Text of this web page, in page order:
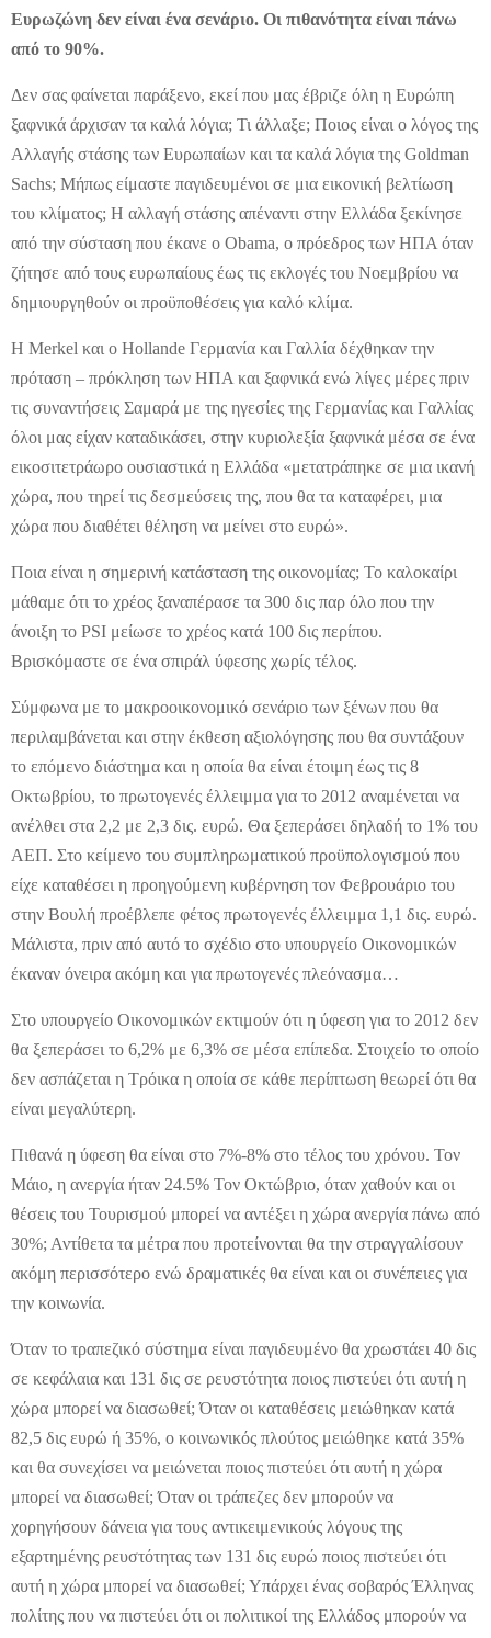
Ευρωζώνη δεν είναι ένα σενάριο. Οι πιθανότητα είναι πάνω
από το 90%.
Δεν σας φαίνεται παράξενο, εκεί που μας έβριζε όλη η Ευρώπη
ξαφνικά άρχισαν τα καλά λόγια; Τι άλλαξε; Ποιος είναι ο λόγος της
Αλλαγής στάσης των Ευρωπαίων και τα καλά λόγια της Goldman
Sachs; Μήπως είμαστε παγιδευμένοι σε μια εικονική βελτίωση
του κλίματος; Η αλλαγή στάσης απέναντι στην Ελλάδα ξεκίνησε
από την σύσταση που έκανε ο Obama, ο πρόεδρος των ΗΠΑ όταν
ζήτησε από τους ευρωπαίους έως τις εκλογές του Νοεμβρίου να
δημιουργηθούν οι προϋποθέσεις για καλό κλίμα.
Η Merkel και ο Hollande Γερμανία και Γαλλία δέχθηκαν την
πρόταση – πρόκληση των ΗΠΑ και ξαφνικά ενώ λίγες μέρες πριν
τις συναντήσεις Σαμαρά με της ηγεσίες της Γερμανίας και Γαλλίας
όλοι μας είχαν καταδικάσει, στην κυριολεξία ξαφνικά μέσα σε ένα
εικοσιτετράωρο ουσιαστικά η Ελλάδα «μετατράπηκε σε μια ικανή
χώρα, που τηρεί τις δεσμεύσεις της, που θα τα καταφέρει, μια
χώρα που διαθέτει θέληση να μείνει στο ευρώ».
Ποια είναι η σημερινή κατάσταση της οικονομίας; Το καλοκαίρι
μάθαμε ότι το χρέος ξαναπέρασε τα 300 δις παρ όλο που την
άνοιξη το PSI μείωσε το χρέος κατά 100 δις περίπου.
Βρισκόμαστε σε ένα σπιράλ ύφεσης χωρίς τέλος.
Σύμφωνα με το μακροοικονομικό σενάριο των ξένων που θα
περιλαμβάνεται και στην έκθεση αξιολόγησης που θα συντάξουν
το επόμενο διάστημα και η οποία θα είναι έτοιμη έως τις 8
Οκτωβρίου, το πρωτογενές έλλειμμα για το 2012 αναμένεται να
ανέλθει στα 2,2 με 2,3 δις. ευρώ. Θα ξεπεράσει δηλαδή το 1% του
ΑΕΠ. Στο κείμενο του συμπληρωματικού προϋπολογισμού που
είχε καταθέσει η προηγούμενη κυβέρνηση τον Φεβρουάριο του
στην Βουλή προέβλεπε φέτος πρωτογενές έλλειμμα 1,1 δις. ευρώ.
Μάλιστα, πριν από αυτό το σχέδιο στο υπουργείο Οικονομικών
έκαναν όνειρα ακόμη και για πρωτογενές πλεόνασμα…
Στο υπουργείο Οικονομικών εκτιμούν ότι η ύφεση για το 2012 δεν
θα ξεπεράσει το 6,2% με 6,3% σε μέσα επίπεδα. Στοιχείο το οποίο
δεν ασπάζεται η Τρόικα η οποία σε κάθε περίπτωση θεωρεί ότι θα
είναι μεγαλύτερη.
Πιθανά η ύφεση θα είναι στο 7%-8% στο τέλος του χρόνου. Τον
Μάιο, η ανεργία ήταν 24.5% Τον Οκτώβριο, όταν χαθούν και οι
θέσεις του Τουρισμού μπορεί να αντέξει η χώρα ανεργία πάνω από
30%; Αντίθετα τα μέτρα που προτείνονται θα την στραγγαλίσουν
ακόμη περισσότερο ενώ δραματικές θα είναι και οι συνέπειες για
την κοινωνία.
Όταν το τραπεζικό σύστημα είναι παγιδευμένο θα χρωστάει 40 δις
σε κεφάλαια και 131 δις σε ρευστότητα ποιος πιστεύει ότι αυτή η
χώρα μπορεί να διασωθεί; Όταν οι καταθέσεις μειώθηκαν κατά
82,5 δις ευρώ ή 35%, ο κοινωνικός πλούτος μειώθηκε κατά 35%
και θα συνεχίσει να μειώνεται ποιος πιστεύει ότι αυτή η χώρα
μπορεί να διασωθεί; Όταν οι τράπεζες δεν μπορούν να
χορηγήσουν δάνεια για τους αντικειμενικούς λόγους της
εξαρτημένης ρευστότητας των 131 δις ευρώ ποιος πιστεύει ότι
αυτή η χώρα μπορεί να διασωθεί; Υπάρχει ένας σοβαρός Έλληνας
πολίτης που να πιστεύει ότι οι πολιτικοί της Ελλάδος μπορούν να